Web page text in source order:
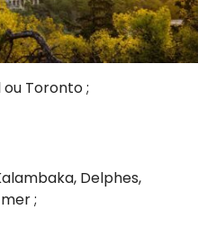
Toronto ;
Delphes,
;